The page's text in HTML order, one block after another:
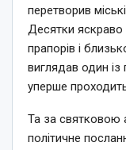
перетворив
Десятки яскраво
прапорів і
виглядав один із
уперше
Та за святковою
політичне